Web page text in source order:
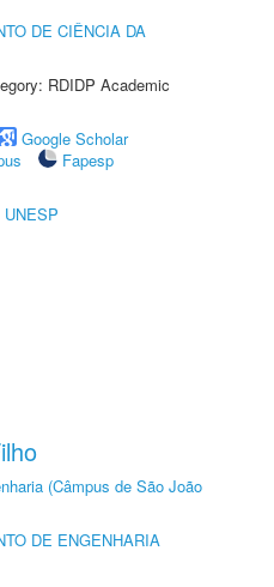
DE CIÊNCIA DA
RDIDP Academic
Google Scholar
Fapesp
(Câmpus de São João
DE ENGENHARIA